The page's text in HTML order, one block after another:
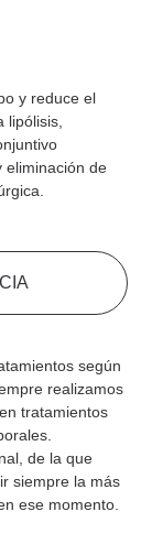
y reduce el
lipólisis,
eliminación de
según
realizamos
tratamientos
de la que
siempre la más
ese momento.